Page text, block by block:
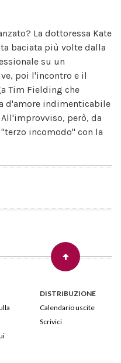
La dottoressa Kate
baciata più volte dalla
su un
poi l'incontro e il
Tim Fielding che
d'amore indimenticabile
però, da
incomodo" con la
DISTRIBUZIONE
Calendario uscite
Scrivici